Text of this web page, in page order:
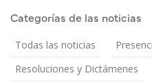
Categorías de las noticias
Todas las noticias
Resoluciones y Dictámenes